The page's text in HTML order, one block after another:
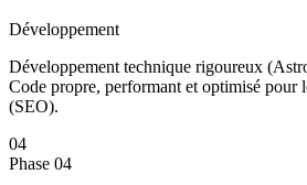
Développement
Développement technique rigoureux
Code propre, performant et optimisé pour
(SEO).
04
Phase 04